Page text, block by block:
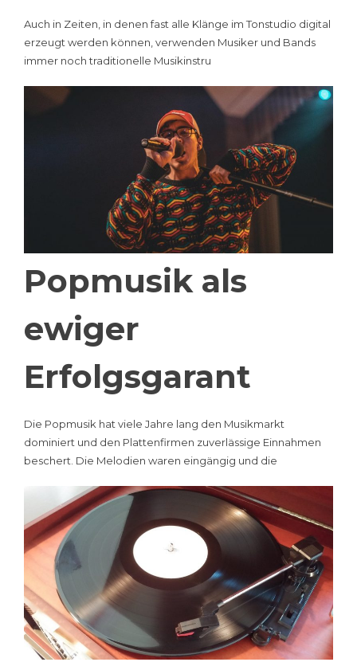
Auch in Zeiten, in denen fast alle Klänge im Tonstudio digital
erzeugt werden können, verwenden Musiker und Bands
immer noch traditionelle Musikinstru
Popmusik als
ewiger
Erfolgsgarant
Die Popmusik hat viele Jahre lang den Musikmarkt
dominiert und den Plattenfirmen zuverlässige Einnahmen
beschert. Die Melodien waren eingängig und die